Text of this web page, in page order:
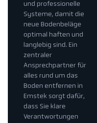
und professionelle
Systeme, damit die
neue Bodenbeläge
optimal haften und
langlebig sind. Ein
zentraler
Ansprechpartner für
alles rund um das
Boden entfernen in
Emstek sorgt dafür,
dass Sie klare
Verantwortungen